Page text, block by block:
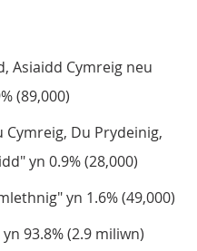
Asiaidd Cymreig neu
(89,000)
Du Prydeinig,
yn 0.9% (28,000)
yn 1.6% (49,000)
93.8% (2.9 miliwn)